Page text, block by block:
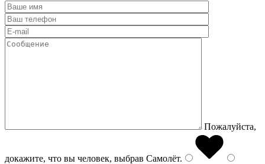
Пожалуйста,
докажите, что вы человек, выбрав Самолёт.